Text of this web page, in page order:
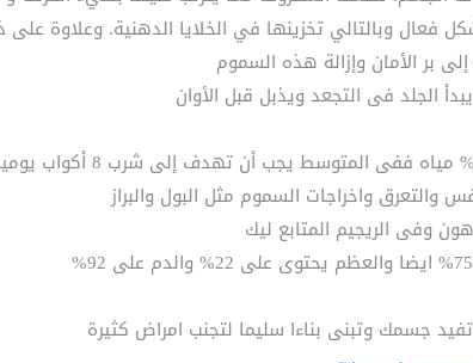
فعال وبالتالي تخزينها في الخلايا الدهنية. وعلاوة
بر الأمان وإزالة هذه السموم
· وبعد التعرف على ما قد يصيبك ويؤثر على جسمك
وفى الريجيم المتابع ليك
جسمك وتبنى بناءا سليما لتجنب امراض كثيرة